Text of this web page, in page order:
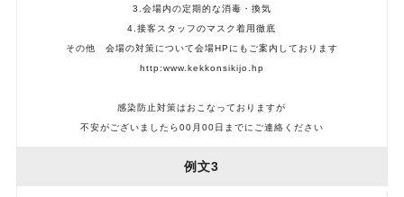
3.会場内の定期的な消毒・換気
4.接客スタッフのマスク着用徹底
その他 会場の対策について会場HPにもご案内しております
http:www.kekkonsikijo.hp
感染防止対策はおこなっておりますが
不安がございましたら00月00日までにご連絡ください
例文3